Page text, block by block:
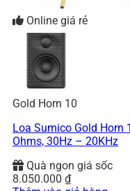
Online giá rẻ
Gold Horn 10
Loa Sumico Gold Horn
Ohms, 30Hz – 20KHz
Quà ngon giá sốc
8.050.000 ₫